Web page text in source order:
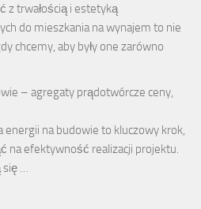
z trwałością i estetyką
do mieszkania na wynajem to nie
chcemy, aby były one zarówno
– agregaty prądotwórcze ceny,
energii na budowie to kluczowy krok,
na efektywność realizacji projektu.
się …